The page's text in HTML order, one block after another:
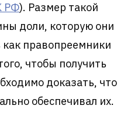
РФ). Размер такой
доли, которую они
как правопреемники
чтобы получить
доказать, что
обеспечивал их.